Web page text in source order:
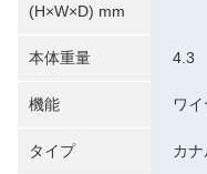
(H×W×D) mm
本体重量
機能
タイプ
4.3
ワ
カナ